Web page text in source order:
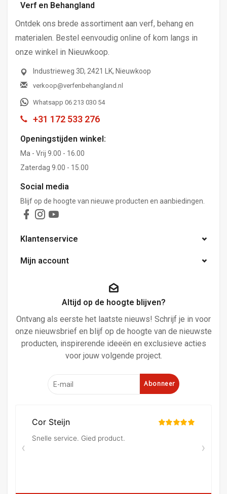
Verf en Behangland
Ontdek ons brede assortiment aan verf, behang en
materialen. Bestel eenvoudig online of kom langs in
onze winkel in Nieuwkoop.
Industrieweg 3D, 2421 LK, Nieuwkoop
verkoop@verfenbehangland.nl
Whatsapp 06 213 030 54
+31 172 533 276
Openingstijden winkel:
Ma - Vrij 9.00 - 16.00
Zaterdag 9.00 - 15.00
Social media
Blijf op de hoogte van nieuwe producten en aanbiedingen.
Klantenservice
Mijn account
Altijd op de hoogte blijven?
Ontvang als eerste het laatste nieuws! Schrijf je in voor
onze nieuwsbrief en blijf op de hoogte van de nieuwste
producten, inspirerende ideeën en exclusieve acties
voor jouw volgende project.
Abonneer